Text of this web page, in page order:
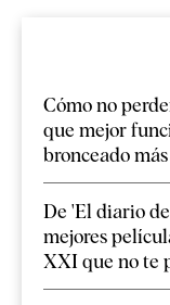
Cómo no
que mejor
bronceado
De 'El diario
mejores
XXI que no te